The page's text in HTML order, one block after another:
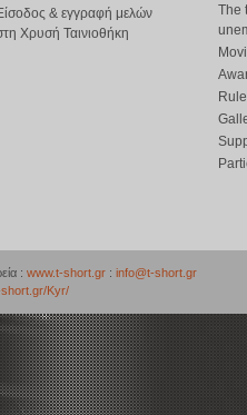
& εγγραφή μελών
Χρυσή Ταινιοθήκη
The
: www.t-short.gr : info@t-short.gr
Kyr/